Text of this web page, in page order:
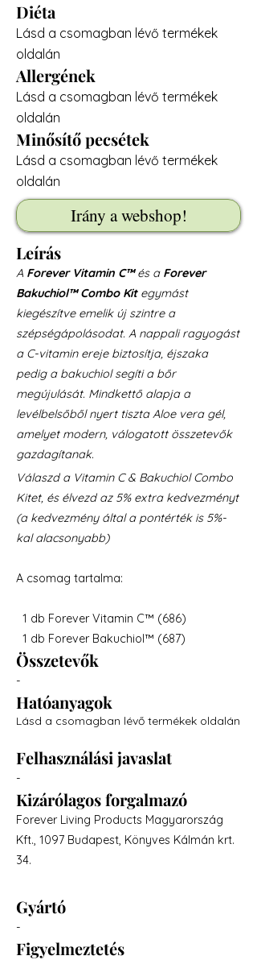
Diéta
Lásd a csomagban lévő termékek
oldalán
Allergének
Lásd a csomagban lévő termékek
oldalán
Minősítő pecsétek
Lásd a csomagban lévő termékek
oldalán
Irány a webshop!
Leírás
A Forever Vitamin C™és a Forever
Bakuchiol™ Combo Kitegymást
kiegészítve emelik új szintre a
szépségápolásodat. A nappali ragyogást
a C-vitamin ereje biztosítja, éjszaka
pedig a bakuchiol segíti a bőr
megújulását. Mindkettő alapja a
levélbelsőből nyert tiszta Aloe vera gél,
amelyet modern, válogatott összetevők
gazdagítanak.
Válaszd a Vitamin C & Bakuchiol Combo
Kitet, és élvezd az 5% extra kedvezményt
(a kedvezmény által a pontérték is 5%-
kal alacsonyabb)
A csomag tartalma:
1 db Forever Vitamin C™ (686)
1 db Forever Bakuchiol™ (687)
Összetevők
-
Hatóanyagok
Lásd a csomagban lévő termékek oldalán
Felhasználási javaslat
-
Kizárólagos forgalmazó
Forever Living Products Magyarország
Kft., 1097 Budapest, Könyves Kálmán krt.
34.
Gyártó
-
Figyelmeztetés